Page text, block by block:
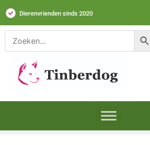
Dierenvrienden sinds 2020